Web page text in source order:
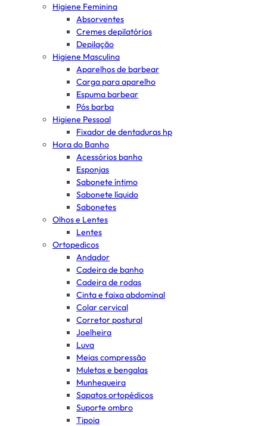
Higiene Feminina
Absorventes
Cremes depilatórios
Depilação
Higiene Masculina
Aparelhos de barbear
Carga para aparelho
Espuma barbear
Pós barba
Higiene Pessoal
Fixador de dentaduras hp
Hora do Banho
Acessórios banho
Esponjas
Sabonete íntimo
Sabonete líquido
Sabonetes
Olhos e Lentes
Lentes
Ortopedicos
Andador
Cadeira de banho
Cadeira de rodas
Cinta e faixa abdominal
Colar cervical
Corretor postural
Joelheira
Luva
Meias compressão
Muletas e bengalas
Munhequeira
Sapatos ortopédicos
Suporte ombro
Tipoia